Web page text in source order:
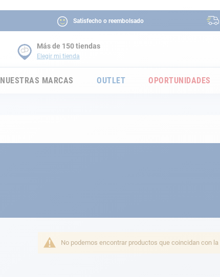
Satisfecho o reembolsado
Más de 150 tiendas
Elegir mi tienda
NUESTRAS MARCAS OUTLET OPORTUNIDADES
No podemos encontrar productos que coincidan con